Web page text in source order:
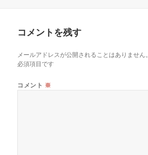
コメントを残す
メールアドレスが公開されることはありません。
必須項目です
コメント ※